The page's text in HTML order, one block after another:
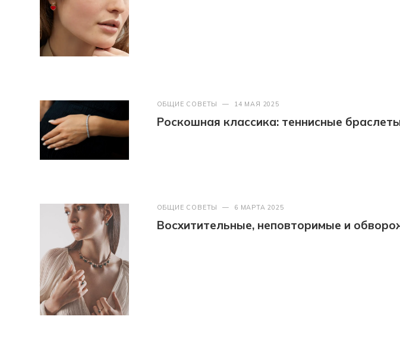
ОБЩИЕ СОВЕТЫ — 14 МАЯ 2025
Роскошная классика: теннисные
ОБЩИЕ СОВЕТЫ — 6 МАРТА 2025
Восхитительные, неповторимые и